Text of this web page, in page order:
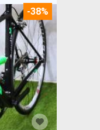
-38%